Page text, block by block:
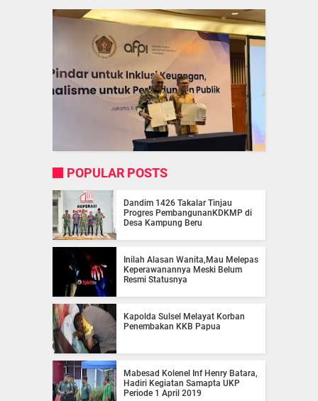
POPULAR POSTS
Dandim 1426 Takalar Tinjau
Progres PembangunanKDKMP di
Desa Kampung Beru
Inilah Alasan Wanita,Mau Melepas
Keperawanannya Meski Belum
Resmi Statusnya
Kapolda Sulsel Melayat Korban
Penembakan KKB Papua
Mabesad Kolenel Inf Henry Batara,
Hadiri Kegiatan Samapta UKP
Periode 1 April 2019